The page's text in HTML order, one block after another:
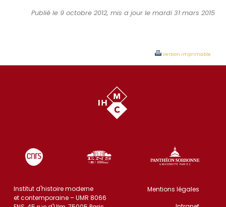
Publié le 9 octobre 2012, mis a jour le mardi 31 mars 2015
Version imprimable
Institut d'histoire moderne
et contemporaine – UMR 8066
Mentions légales